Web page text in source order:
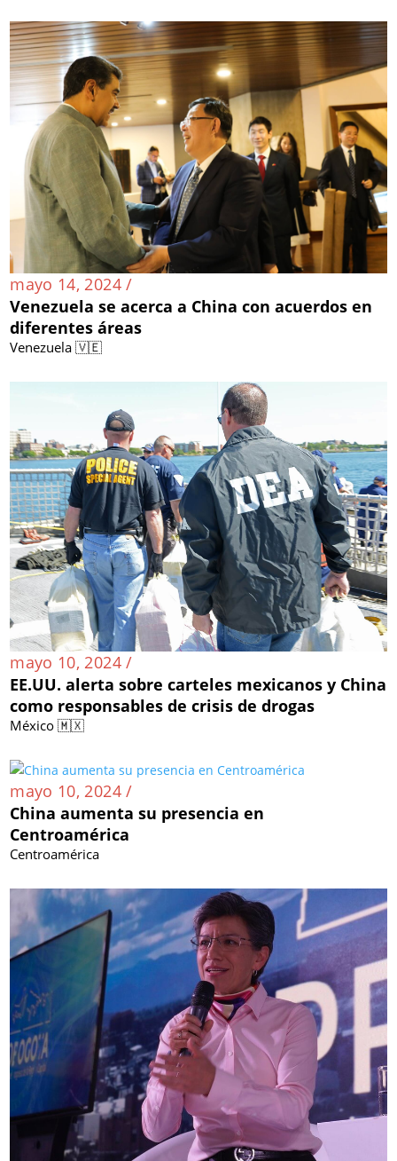
mayo 14, 2024 /
Venezuela se acerca a China con acuerdos en
diferentes áreas
Venezuela 🇻🇪
mayo 10, 2024 /
EE.UU. alerta sobre carteles mexicanos y China
como responsables de crisis de drogas
México 🇲🇽
mayo 10, 2024 /
China aumenta su presencia en
Centroamérica
Centroamérica